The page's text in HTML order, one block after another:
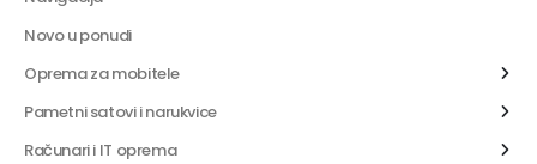
Novo u ponudi
Oprema za mobitele
Pametni satovi i narukvice
Računari i IT oprema